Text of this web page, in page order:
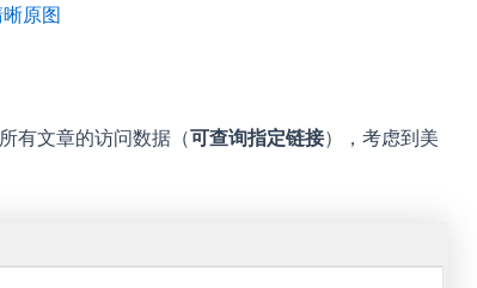
原图
有文章的访问数据（可查询指定链接），考虑到美